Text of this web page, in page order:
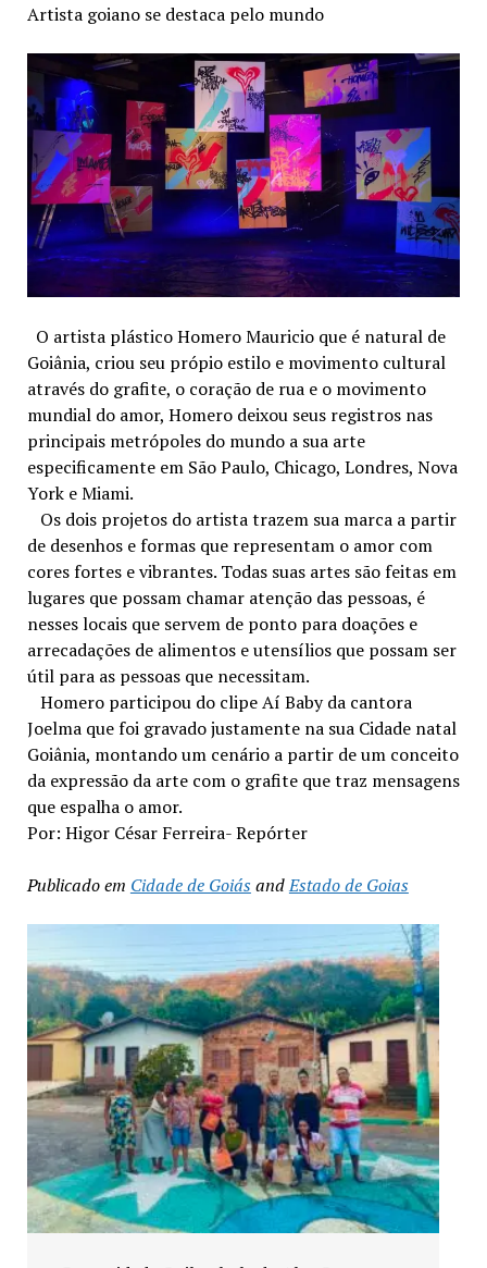
Artista goiano se destaca pelo mundo
O artista plástico Homero Mauricio que é natural de
Goiânia, criou seu própio estilo e movimento cultural
através do grafite, o coração de rua e o movimento
mundial do amor, Homero deixou seus registros nas
principais metrópoles do mundo a sua arte
especificamente em São Paulo, Chicago, Londres, Nova
York e Miami.
Os dois projetos do artista trazem sua marca a partir
de desenhos e formas que representam o amor com
cores fortes e vibrantes. Todas suas artes são feitas em
lugares que possam chamar atenção das pessoas, é
nesses locais que servem de ponto para doações e
arrecadações de alimentos e utensílios que possam ser
útil para as pessoas que necessitam.
Homero participou do clipe Aí Baby da cantora
Joelma que foi gravado justamente na sua Cidade natal
Goiânia, montando um cenário a partir de um conceito
da expressão da arte com o grafite que traz mensagens
que espalha o amor.
Por: Higor César Ferreira- Repórter
Publicado em Cidade de GoiásandEstado de Goias
Exposição “Arte em Cores” leva pinturas a